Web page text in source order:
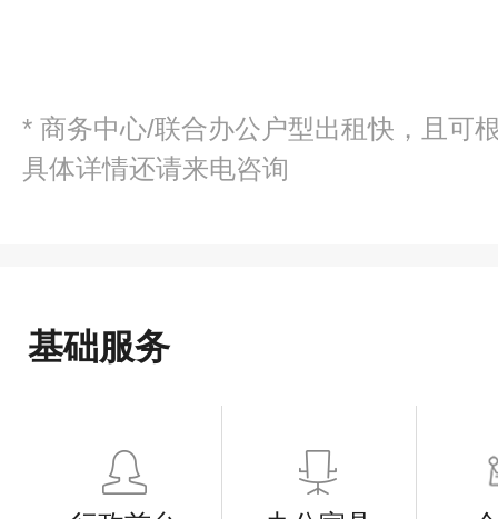
* 商务中心/联合办公户型出租快，且可
具体详情还请来电咨询
基础服务